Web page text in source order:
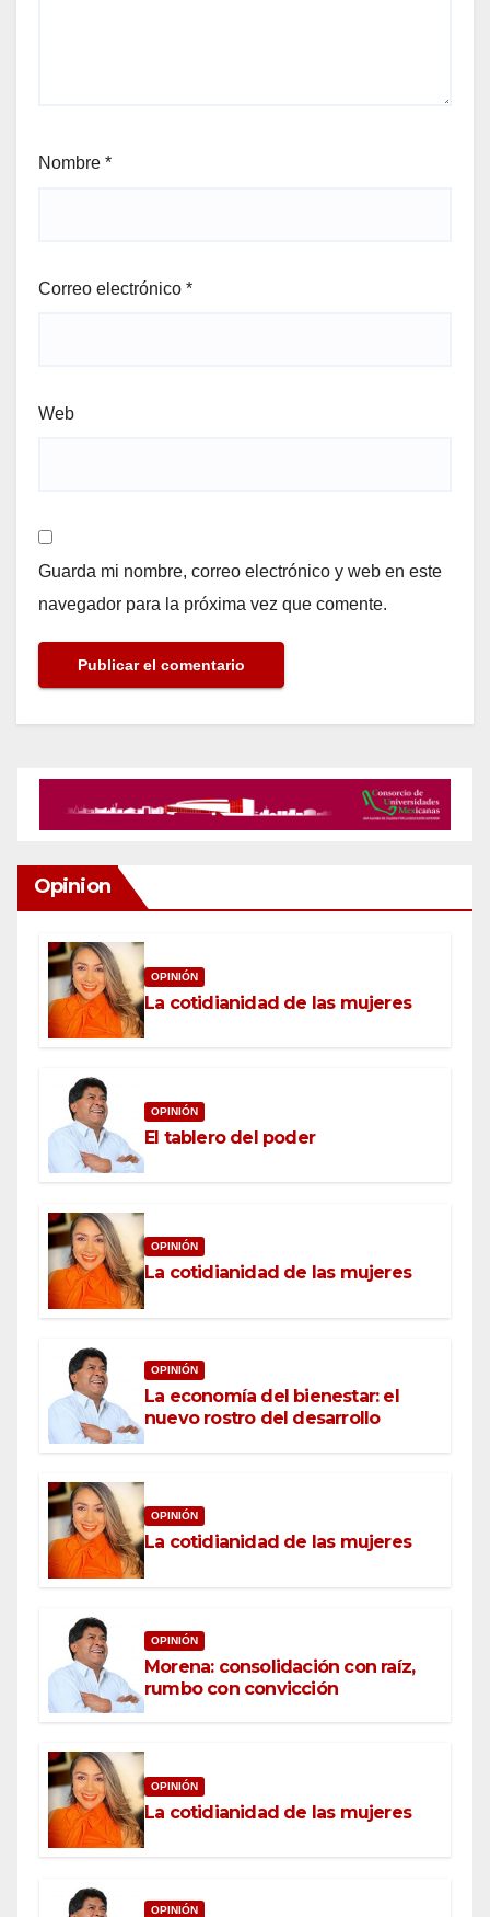
Nombre *
Correo electrónico *
Web
Guarda mi nombre, correo electrónico y web en este
navegador para la próxima vez que comente.
Opinion
OPINIÓN
La cotidianidad de las mujeres
OPINIÓN
El tablero del poder
OPINIÓN
La cotidianidad de las mujeres
OPINIÓN
La economía del bienestar: el
nuevo rostro del desarrollo
OPINIÓN
La cotidianidad de las mujeres
OPINIÓN
Morena: consolidación con raíz,
rumbo con convicción
OPINIÓN
La cotidianidad de las mujeres
OPINIÓN